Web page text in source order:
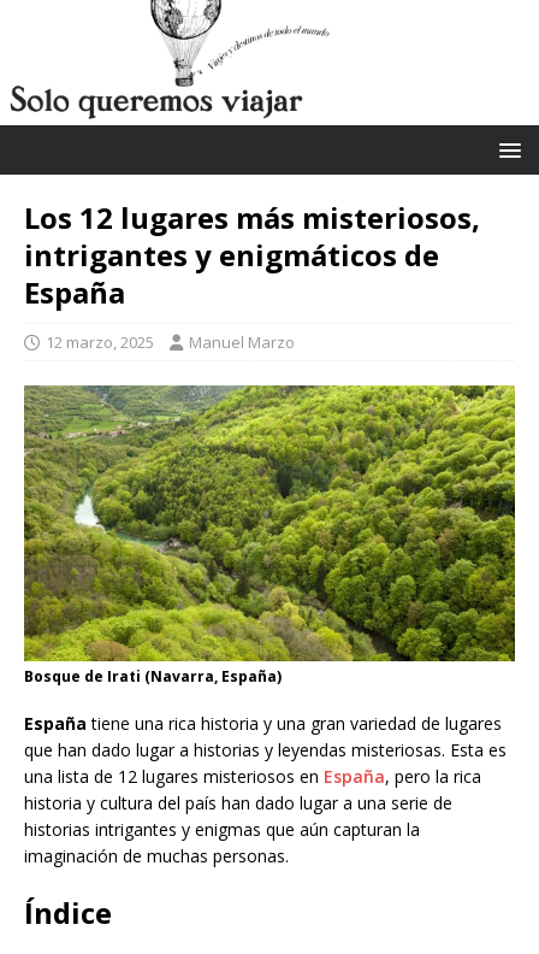
Los 12 lugares más misteriosos,
intrigantes y enigmáticos de
España
12 marzo, 2025 Manuel Marzo
Bosque de Irati (Navarra, España)
España tiene una rica historia y una gran variedad de lugares
que han dado lugar a historias y leyendas misteriosas. Esta es
una lista de 12 lugares misteriosos en España, pero la rica
historia y cultura del país han dado lugar a una serie de
historias intrigantes y enigmas que aún capturan la
imaginación de muchas personas.
Índice